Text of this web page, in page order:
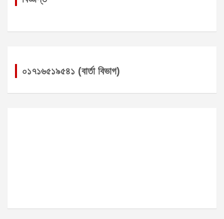
০১৭১৬৫১৯৫৪১ (বার্তা বিভাগ)